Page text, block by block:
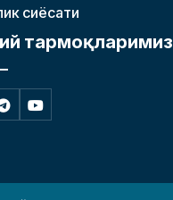
сиёсати
тармоқларимиз